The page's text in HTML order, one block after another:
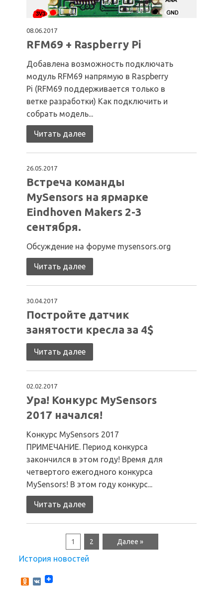
08.06.2017
RFM69 + Raspberry Pi
Добавлена возможность подключать
модуль RFM69 напрямую в Raspberry
Pi (RFM69 поддерживается только в
ветке разработки) Как подключить и
собрать модель...
Читать далее
26.05.2017
Встреча команды
MySensors на ярмарке
Eindhoven Makers 2-3
сентября.
Обсуждение на форуме mysensors.org
Читать далее
30.04.2017
Постройте датчик
занятости кресла за 4$
Читать далее
02.02.2017
Ура! Конкурс MySensors
2017 начался!
Конкурс MySensors 2017
ПРИМЕЧАНИЕ. Период конкурса
закончился в этом году! Время для
четвертого ежегодного конкурса
MySensors! В этом году конкурс...
Читать далее
1 2 Далее »
История новостей
O
V